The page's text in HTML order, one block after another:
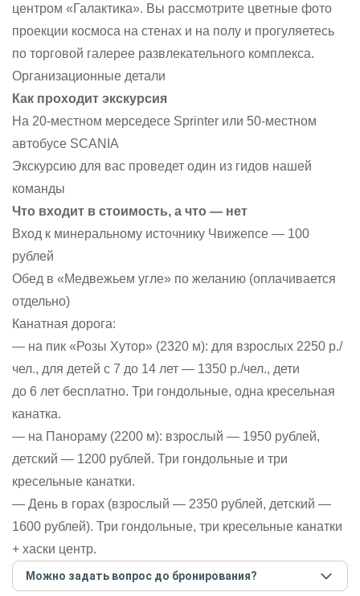
центром «Галактика». Вы рассмотрите цветные фото
проекции космоса на стенах и на полу и прогуляетесь
по торговой галерее развлекательного комплекса.
Организационные детали
Как проходит экскурсия
На 20-местном мерседесе Sprinter или 50-местном
автобусе SCANIA
Экскурсию для вас проведет один из гидов нашей
команды
Что входит в стоимость, а что — нет
Вход к минеральному источнику Чвижепсе — 100
рублей
Обед в «Медвежьем угле» по желанию (оплачивается
отдельно)
Канатная дорога:
— на пик «Розы Хутор» (2320 м): для взрослых 2250 р./
чел., для детей с 7 до 14 лет — 1350 р./чел., дети
до 6 лет бесплатно. Три гондольные, одна кресельная
канатка.
— на Панораму (2200 м): взрослый — 1950 рублей,
детский — 1200 рублей. Три гондольные и три
кресельные канатки.
— День в горах (взрослый — 2350 рублей, детский —
1600 рублей). Три гондольные, три кресельные канатки
+ хаски центр.
Можно задать вопрос до бронирования?